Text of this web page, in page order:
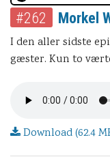
#262 Morkel
I den aller sidste
gæster. Kun to
Download (62.4